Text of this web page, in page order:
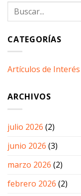
CATEGORÍAS
Artículos de Interés
ARCHIVOS
julio 2026 (2)
junio 2026 (3)
marzo 2026 (2)
febrero 2026 (2)